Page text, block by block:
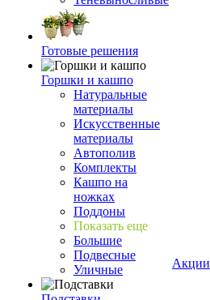
Готовые решения
Горшки и кашпо
Натуральные
материалы
Искусственные
материалы
Автополив
Комплекты
Кашпо на
ножках
Поддоны
Показать еще
Большие
Подвесные
Уличные
Акции